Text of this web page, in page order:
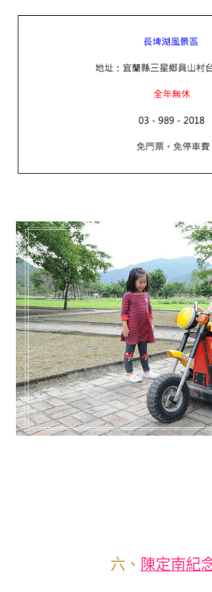
六、 陳定南紀